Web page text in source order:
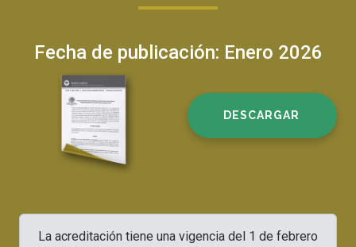
Fecha de publicación: Enero 2026
DESCARGAR
La acreditación tiene una vigencia del 1 de febrero